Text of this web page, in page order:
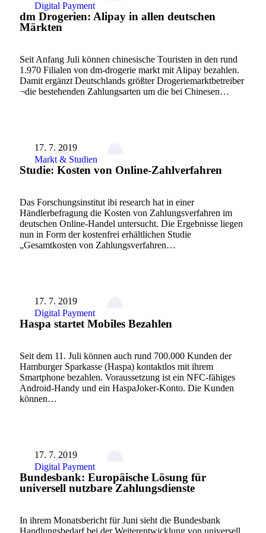
Digital Payment
dm Drogerien: Alipay in allen deutschen
Märkten
Seit Anfang Juli können chinesische Touristen in den rund
1.970 Filialen von dm-drogerie markt mit Alipay bezahlen.
Damit ergänzt Deutschlands größter Drogeriemarktbetreiber
¬die bestehenden Zahlungsarten um die bei Chinesen…
17. 7. 2019
Markt & Studien
Studie: Kosten von Online-Zahlverfahren
Das Forschungsinstitut ibi research hat in einer
Händlerbefragung die Kosten von Zahlungsverfahren im
deutschen Online-Handel untersucht. Die Ergebnisse liegen
nun in Form der kostenfrei erhältlichen Studie
„Gesamtkosten von Zahlungsverfahren…
17. 7. 2019
Digital Payment
Haspa startet Mobiles Bezahlen
Seit dem 11. Juli können auch rund 700.000 Kunden der
Hamburger Sparkasse (Haspa) kontaktlos mit ihrem
Smartphone bezahlen. Voraussetzung ist ein NFC-fähiges
Android-Handy und ein HaspaJoker-Konto. Die Kunden
können…
17. 7. 2019
Digital Payment
Bundesbank: Europäische Lösung für
universell nutzbare Zahlungsdienste
In ihrem Monatsbericht für Juni sieht die Bundesbank